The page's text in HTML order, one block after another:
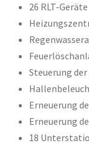
26 RLT-Geräte
Steuerung
Erneuerung
Erneuerung
18